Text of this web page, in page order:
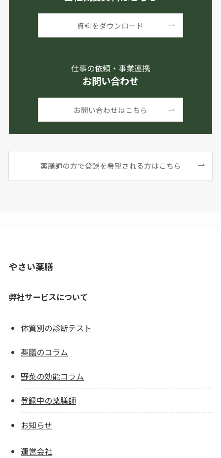
資料をダウンロード
仕事の依頼・事業連携
お問い合わせ
お問い合わせはこちら
薬膳師の方で登録を希望される方はこちら
やさい薬膳
弊社サービスについて
体質別の診断テスト
薬膳のコラム
野菜の効能コラム
登録中の薬膳師
お知らせ
運営会社